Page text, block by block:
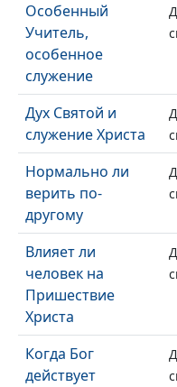
Особенный
Учитель,
особенное
служение
Дух Святой и
служение Христа
Нормально ли
верить по-
другому
Влияет ли
человек на
Пришествие
Христа
Когда Бог
действует